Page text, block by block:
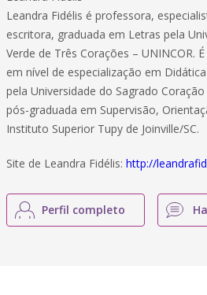
Leandra Fidélis é professora,
escritora, graduada em Letras pela
Verde de Três Corações – UNINCOR.
em nível de especialização em
pela Universidade do Sagrado
pós-graduada em Supervisão,
Instituto Superior Tupy de Joinville/SC.
Site de Leandra Fidélis: http://
Perfil completo